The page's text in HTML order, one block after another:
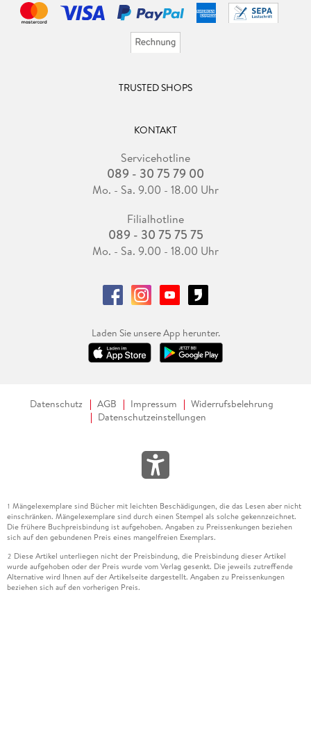
TRUSTED SHOPS
KONTAKT
Servicehotline
089 - 30 75 79 00
Mo. - Sa. 9.00 - 18.00 Uhr
Filialhotline
089 - 30 75 75 75
Mo. - Sa. 9.00 - 18.00 Uhr
Laden Sie unsere App herunter.
Datenschutz AGB Impressum
Widerrufsbelehrung
Datenschutzeinstellungen
1 Mängelexemplare sind Bücher mit leichten Beschädigungen, die das Lesen aber nicht
einschränken. Mängelexemplare sind durch einen Stempel als solche gekennzeichnet.
Die frühere Buchpreisbindung ist aufgehoben. Angaben zu Preissenkungen beziehen
sich auf den gebundenen Preis eines mangelfreien Exemplars.
2 Diese Artikel unterliegen nicht der Preisbindung, die Preisbindung dieser Artikel
wurde aufgehoben oder der Preis wurde vom Verlag gesenkt. Die jeweils zutreffende
Alternative wird Ihnen auf der Artikelseite dargestellt. Angaben zu Preissenkungen
beziehen sich auf den vorherigen Preis.